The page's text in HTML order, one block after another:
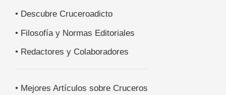
• Descubre Cruceroadicto
• Filosofía y Normas Editoriales
• Redactores y Colaboradores
• Mejores Artículos sobre Cruceros